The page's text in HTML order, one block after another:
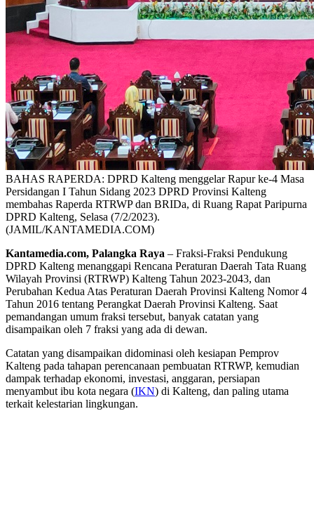
BAHAS RAPERDA: DPRD Kalteng menggelar Rapur ke-4 Masa
Persidangan I Tahun Sidang 2023 DPRD Provinsi Kalteng
membahas Raperda RTRWP dan BRIDa, di Ruang Rapat Paripurna
DPRD Kalteng, Selasa (7/2/2023).
(JAMIL/KANTAMEDIA.COM)
Kantamedia.com, Palangka Raya – Fraksi-Fraksi Pendukung
DPRD Kalteng menanggapi Rencana Peraturan Daerah Tata Ruang
Wilayah Provinsi (RTRWP) Kalteng Tahun 2023-2043, dan
Perubahan Kedua Atas Peraturan Daerah Provinsi Kalteng Nomor 4
Tahun 2016 tentang Perangkat Daerah Provinsi Kalteng. Saat
pemandangan umum fraksi tersebut, banyak catatan yang
disampaikan oleh 7 fraksi yang ada di dewan.
Catatan yang disampaikan didominasi oleh kesiapan Pemprov
Kalteng pada tahapan perencanaan pembuatan RTRWP, kemudian
dampak terhadap ekonomi, investasi, anggaran, persiapan
menyambut ibu kota negara (IKN) di Kalteng, dan paling utama
terkait kelestarian lingkungan.